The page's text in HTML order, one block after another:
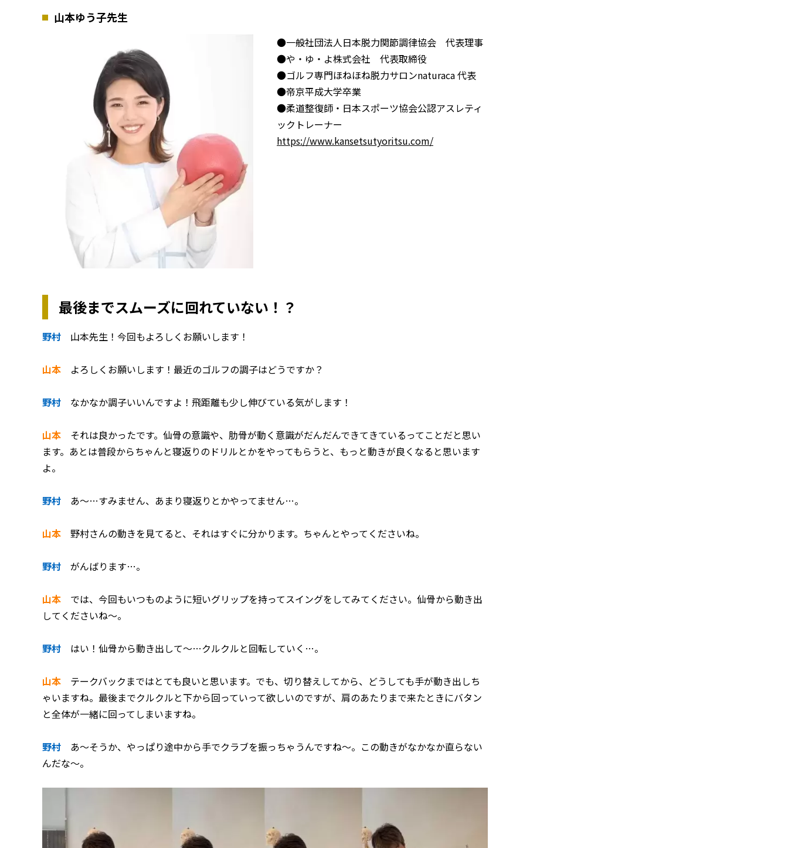
山本ゆう子先生
●一般社団法人日本脱力関節調律協会 代表理事
●や・ゆ・よ株式会社 代表取締役
●ゴルフ専門ほねほね脱力サロンnaturaca 代表
●帝京平成大学卒業
●柔道整復師・日本スポーツ協会公認アスレティ
ックトレーナー
https://www.kansetsutyoritsu.com/
最後までスムーズに回れていない！？
野村 山本先生！今回もよろしくお願いします！
山本 よろしくお願いします！最近のゴルフの調子はどうですか？
野村 なかなか調子いいんですよ！飛距離も少し伸びている気がします！
山本 それは良かったです。仙骨の意識や、肋骨が動く意識がだんだんできてきているってことだと思い
ます。あとは普段からちゃんと寝返りのドリルとかをやってもらうと、もっと動きが良くなると思います
よ。
野村 あ～…すみません、あまり寝返りとかやってません…。
山本 野村さんの動きを見てると、それはすぐに分かります。ちゃんとやってくださいね。
野村 がんばります…。
山本 では、今回もいつものように短いグリップを持ってスイングをしてみてください。仙骨から動き出
してくださいね～。
野村 はい！仙骨から動き出して～…クルクルと回転していく…。
山本 テークバックまではとても良いと思います。でも、切り替えしてから、どうしても手が動き出しち
ゃいますね。最後までクルクルと下から回っていって欲しいのですが、肩のあたりまで来たときにバタン
と全体が一緒に回ってしまいますね。
野村 あ～そうか、やっぱり途中から手でクラブを振っちゃうんですね～。この動きがなかなか直らない
んだな～。